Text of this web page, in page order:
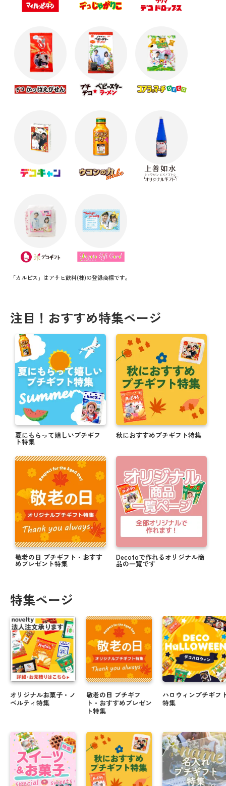
「カルピス」はアサヒ飲料(株)の登録商標です。
注目！おすすめ特集ページ
夏にもらって嬉しいプチギフ
ト特集
秋におすすめプチギフト特集
敬老の日 プチギフト・おすす
めプレゼント特集
Decotoで作れるオリジナル商
品の一覧です
特集ページ
オリジナルお菓子・ノ
ベルティ特集
敬老の日 プチギフ
ト・おすすめプレゼン
ト特集
ハロウィンプチギフ
特集